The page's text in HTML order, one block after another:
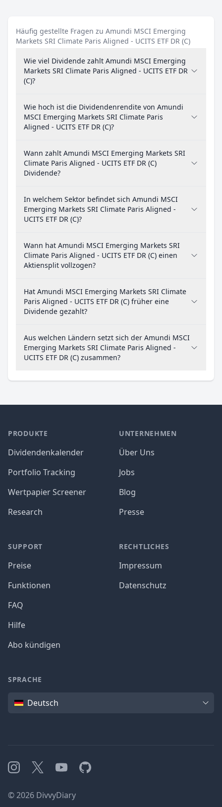
Häufig gestellte Fragen zu Amundi MSCI Emerging
Markets SRI Climate Paris Aligned - UCITS ETF DR (C)
Wie viel Dividende zahlt Amundi MSCI Emerging
Markets SRI Climate Paris Aligned - UCITS ETF DR
(C)?
Wie hoch ist die Dividendenrendite von Amundi
MSCI Emerging Markets SRI Climate Paris
Aligned - UCITS ETF DR (C)?
Wann zahlt Amundi MSCI Emerging Markets SRI
Climate Paris Aligned - UCITS ETF DR (C)
Dividende?
In welchem Sektor befindet sich Amundi MSCI
Emerging Markets SRI Climate Paris Aligned -
UCITS ETF DR (C)?
Wann hat Amundi MSCI Emerging Markets SRI
Climate Paris Aligned - UCITS ETF DR (C) einen
Aktiensplit vollzogen?
Hat Amundi MSCI Emerging Markets SRI Climate
Paris Aligned - UCITS ETF DR (C) früher eine
Dividende gezahlt?
Aus welchen Ländern setzt sich der Amundi MSCI
Emerging Markets SRI Climate Paris Aligned -
UCITS ETF DR (C) zusammen?
PRODUKTE
Dividendenkalender
Portfolio Tracking
Wertpapier Screener
Research
SUPPORT
Preise
Funktionen
FAQ
Hilfe
Abo kündigen
UNTERNEHMEN
Über Uns
Jobs
Blog
Presse
RECHTLICHES
Impressum
Datenschutz
SPRACHE
SpracheDeutsch
Instagram
X YouTubeGitHub
©2026 DivvyDiary